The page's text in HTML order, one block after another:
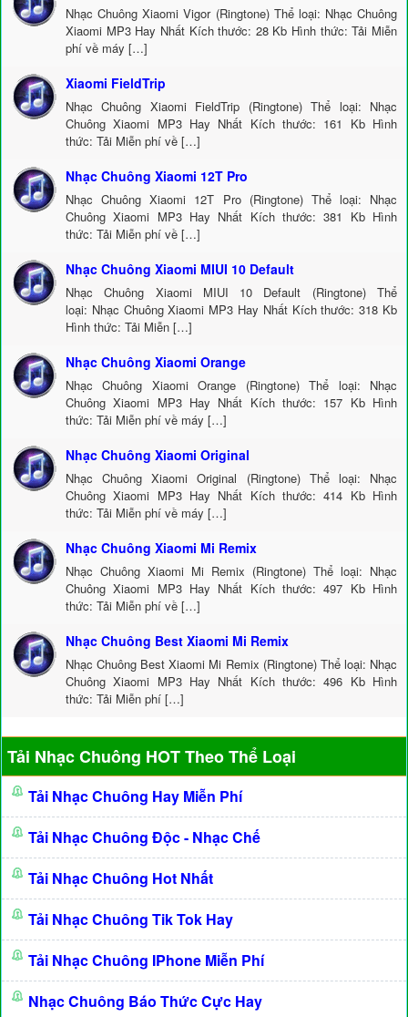
Nhạc Chuông Xiaomi Vigor (Ringtone) Thể loại: Nhạc Chuông
Xiaomi MP3 Hay Nhất Kích thước: 28 Kb Hình thức: Tải Miễn
phí về máy […]
Xiaomi FieldTrip
Nhạc Chuông Xiaomi FieldTrip (Ringtone) Thể loại: Nhạc
Chuông Xiaomi MP3 Hay Nhất Kích thước: 161 Kb Hình
thức: Tải Miễn phí về […]
Nhạc Chuông Xiaomi 12T Pro
Nhạc Chuông Xiaomi 12T Pro (Ringtone) Thể loại: Nhạc
Chuông Xiaomi MP3 Hay Nhất Kích thước: 381 Kb Hình
thức: Tải Miễn phí về […]
Nhạc Chuông Xiaomi MIUI 10 Default
Nhạc Chuông Xiaomi MIUI 10 Default (Ringtone) Thể
loại: Nhạc Chuông Xiaomi MP3 Hay Nhất Kích thước: 318 Kb
Hình thức: Tải Miễn […]
Nhạc Chuông Xiaomi Orange
Nhạc Chuông Xiaomi Orange (Ringtone) Thể loại: Nhạc
Chuông Xiaomi MP3 Hay Nhất Kích thước: 157 Kb Hình
thức: Tải Miễn phí về máy […]
Nhạc Chuông Xiaomi Original
Nhạc Chuông Xiaomi Original (Ringtone) Thể loại: Nhạc
Chuông Xiaomi MP3 Hay Nhất Kích thước: 414 Kb Hình
thức: Tải Miễn phí về máy […]
Nhạc Chuông Xiaomi Mi Remix
Nhạc Chuông Xiaomi Mi Remix (Ringtone) Thể loại: Nhạc
Chuông Xiaomi MP3 Hay Nhất Kích thước: 497 Kb Hình
thức: Tải Miễn phí về […]
Nhạc Chuông Best Xiaomi Mi Remix
Nhạc Chuông Best Xiaomi Mi Remix (Ringtone) Thể loại: Nhạc
Chuông Xiaomi MP3 Hay Nhất Kích thước: 496 Kb Hình
thức: Tải Miễn phí […]
Tải Nhạc Chuông HOT Theo Thể Loại
Tải Nhạc Chuông Hay Miễn Phí
Tải Nhạc Chuông Độc - Nhạc Chế
Tải Nhạc Chuông Hot Nhất
Tải Nhạc Chuông Tik Tok Hay
Tải Nhạc Chuông IPhone Miễn Phí
Nhạc Chuông Báo Thức Cực Hay